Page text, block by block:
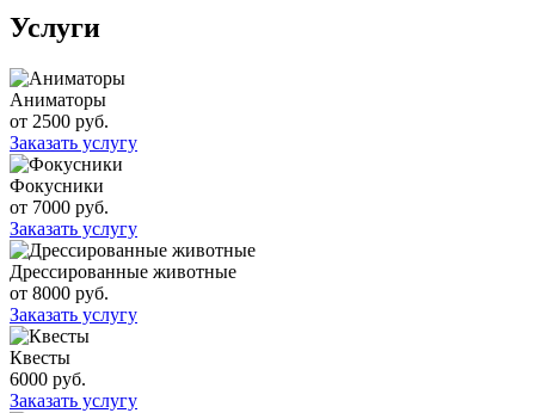
Услуги
Аниматоры
от 2500 руб.
Заказать услугу
Фокусники
от 7000 руб.
Заказать услугу
Дрессированные животные
от 8000 руб.
Заказать услугу
Квесты
6000 руб.
Заказать услугу